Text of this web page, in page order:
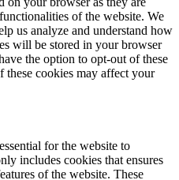
of the website. We
us analyze and understand how
will be stored in your browser
the option to opt-out of these
cookies may affect your
for the website to
includes cookies that ensures
of the website. These